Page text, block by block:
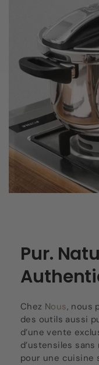
Pur.
Chez Nous, nous
des outils aussi
d’une vente
d’ustensiles
pour une cuisine